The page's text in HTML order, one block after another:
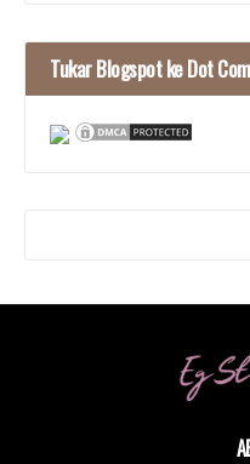
Tukar Blogspot ke Dot